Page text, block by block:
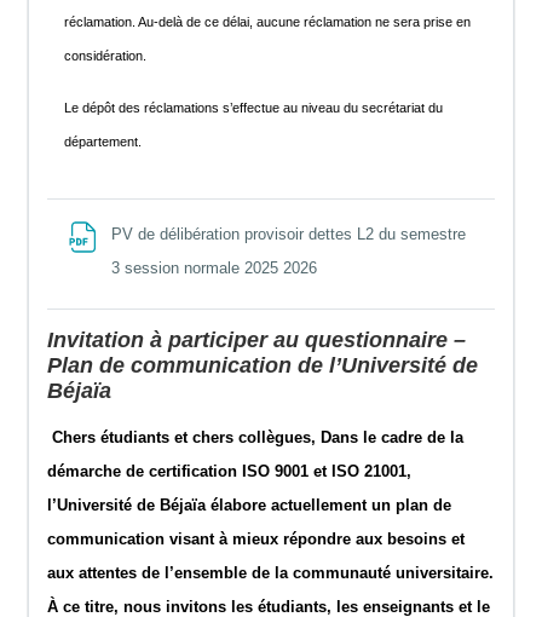
réclamation. Au-delà de ce délai, aucune réclamation ne sera prise en
considération.
Le dépôt des réclamations s’effectue au niveau du secrétariat du
département.
PV de délibération provisoir dettes L2 du semestre
3 session normale 2025 2026
Invitation à participer au questionnaire –
Plan de communication de l’Université de
Béjaïa
Chers étudiants et chers collègues, Dans le cadre de la
démarche de certification ISO 9001 et ISO 21001,
l’Université de Béjaïa élabore actuellement un plan de
communication visant à mieux répondre aux besoins et
aux attentes de l’ensemble de la communauté universitaire.
À ce titre, nous invitons les étudiants, les enseignants et le